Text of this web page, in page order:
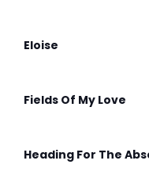
Eloise
Fields Of My Love
Heading For The